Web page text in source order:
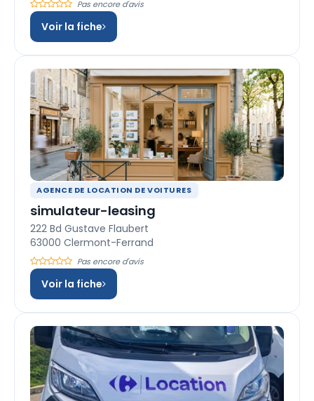
Pas encore d'avis
Voir la fiche
AGENCE DE LOCATION DE VOITURES
simulateur-leasing
222 Bd Gustave Flaubert
63000 Clermont-Ferrand
Pas encore d'avis
Voir la fiche